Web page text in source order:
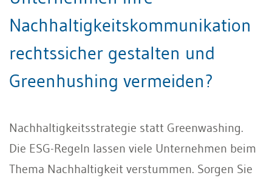
Nachhaltigkeitskommunikation
rechtssicher gestalten und
Greenhushing vermeiden?
Nachhaltigkeitsstrategie statt Greenwashing.
Die ESG-Regeln lassen viele Unternehmen beim
Thema Nachhaltigkeit verstummen. Sorgen Sie